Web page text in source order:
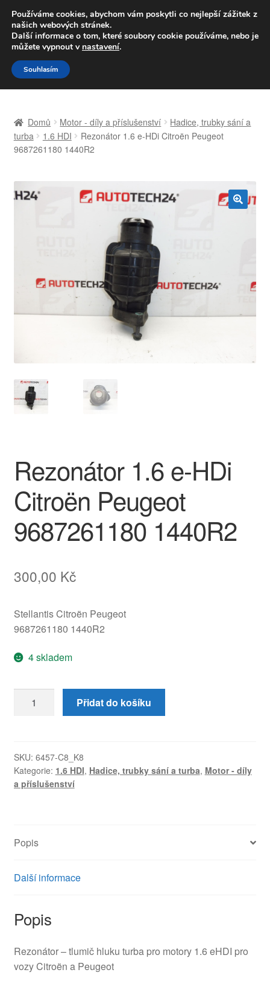
DOPRAVA od 139,-Kč
Volejte po-pá 9-16 704 494 494
Přeskočit
na
navigaci
Přejít
k
obsahu
Celosvětová doprava
Kontakt
Můj účet
O nás
Platby
Reklamační řád
Vrakoviště Citroën
Domů Motor - díly a příslušenství
Hadice, trubky sání a
turba
1.6 HDI
Rezonátor 1.6 e-HDi Citroën Peugeot
9687261180 1440R2
Rezonátor 1.6 e-HDi
Citroën Peugeot
9687261180 1440R2
300,00 Kč
Stellantis Citroën Peugeot
9687261180 1440R2
4 skladem
Citroën
Peugeot
9687261180
Přidat do košíku
SKU: 6457-C8_K8
Kategorie: 1.6 HDI, Hadice, trubky sání a turba, Motor - díly
a příslušenství
Popis
Další informace
Popis
Rezonátor – tlumič hluku turba pro motory 1.6 eHDI pro
vozy Citroën a Peugeot
Používáme cookies, abychom vám poskytli co nejlepší zážitek z
našich webových stránek.
Další informace o tom, které soubory cookie používáme, nebo je
můžete vypnout v nastavení.
Souhlasím